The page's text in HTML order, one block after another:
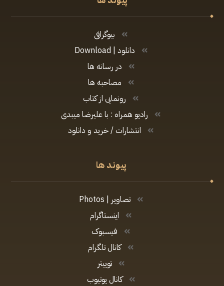
بیوگرافی
دانلود | Download
در رسانه ها
مصاحبه ها
رونمایی از کتاب
رادیو همراه : با علیرضا میبدی
انتشارات / خرید و دانلود
پیوند ها
تصاویر | Photos
اینستاگرام
فیسبوک
کانال تلگرام
توییتر
کانال یوتیوب